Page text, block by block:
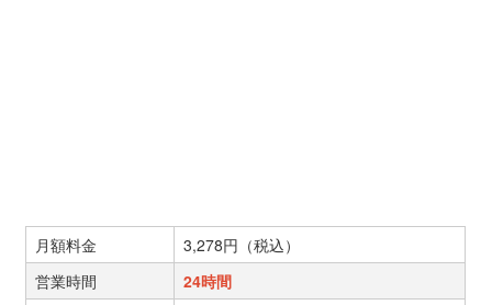
月額料金
3,278円（税込）
営業時間
24時間